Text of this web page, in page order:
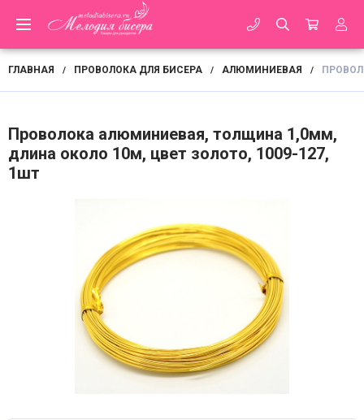
ГЛАВНАЯ / ПРОВОЛОКА ДЛЯ БИСЕРА / АЛЮМИНИЕВАЯ /
Проволока алюминиевая, толщина 1,0мм,
длина около 10м, цвет золото, 1009-127,
1шт